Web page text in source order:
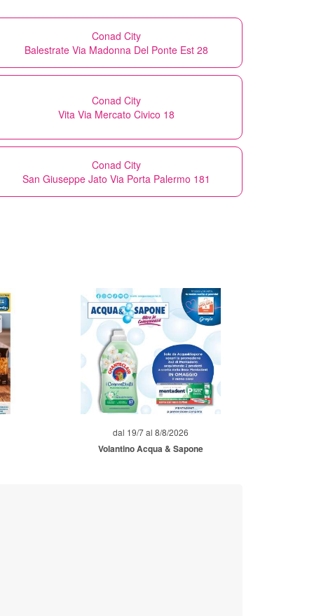
Conad City
Balestrate Via Madonna Del Ponte Est 28
Conad City
Vita Via Mercato Civico 18
Conad City
San Giuseppe Jato Via Porta Palermo 181
dal 19/7 al 8/8/2026
Volantino Acqua & Sapone